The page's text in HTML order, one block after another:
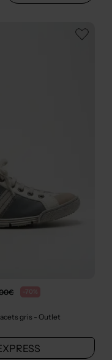
-70%
gris - Outlet